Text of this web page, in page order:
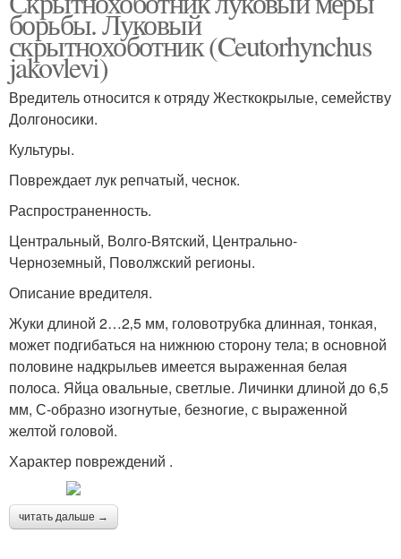
борьбы. Луковый
скрытнохоботник (Ceutorhynchus
jakovlevi)
Вредитель относится к отряду Жесткокрылые, семейству
Долгоносики.
Культуры.
Повреждает лук репчатый, чеснок.
Распространенность.
Центральный, Волго-Вятский, Центрально-
Черноземный, Поволжский регионы.
Описание вредителя.
Жуки длиной 2…2‚5 мм, головотрубка длинная, тонкая,
может подгибаться на нижнюю сторону тела; в основной
половине надкрыльев имеется выраженная белая
полоса. Яйца овальные, светлые. Личинки длиной до 6,5
мм, С-образно изогнутые, безногие, с выраженной
желтой головой.
Характер повреждений .
читать дальше →